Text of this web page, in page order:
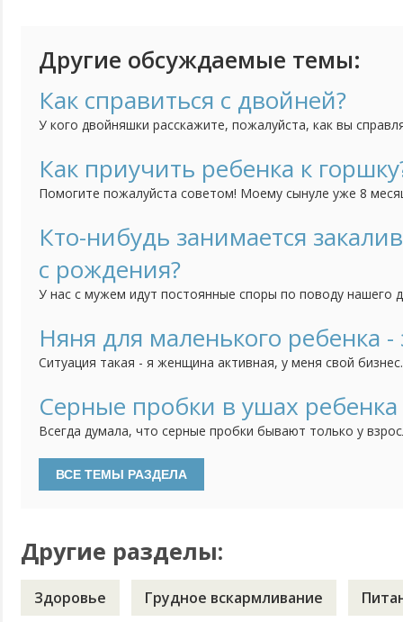
Другие обсуждаемые темы:
Как справиться с двойней?
У кого двойняшки расскажите, пожалуйста, как вы
Как приучить ребенка к
Помогите пожалуйста советом! Моему сынуле уже 8
тем труднее нам с ним вместе придется. Но он
горшок, никакие отвлечения, игрушки, книжки не
Кто-нибудь занимается
с рождения?
У нас с мужем идут постоянные споры по поводу нашего
кажется, что он еще слишком мал для этого и мне его
закалять? Что выносить его раздетым на улицу? Или
Няня для маленького ребенка
Ситуация такая - я женщина активная, у меня свой
работу люди, которые работают с самого начала со
слаженный коллектив. И мне их естественно очень
Серные пробки в ушах ребенка
Всегда думала, что серные пробки бывают только у
сыну, увидела в глубине белое вещество и посередине
Вспомнила, что в последнее время ребенок стал хуже
Другие разделы:
Здоровье Грудное вскармливание